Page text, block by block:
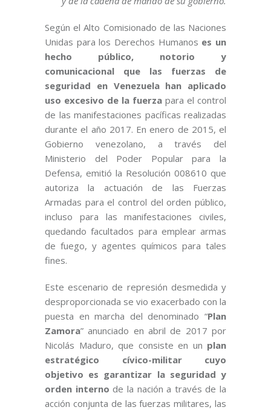
Según el Alto Comisionado de las Naciones
Unidas para los Derechos Humanos es un
hecho público, notorio y
comunicacional que las fuerzas de
seguridad en Venezuela han aplicado
uso excesivo de la fuerza para el control
de las manifestaciones pacíficas realizadas
durante el año 2017. En enero de 2015, el
Gobierno venezolano, a través del
Ministerio del Poder Popular para la
Defensa, emitió la Resolución 008610 que
autoriza la actuación de las Fuerzas
Armadas para el control del orden público,
incluso para las manifestaciones civiles,
quedando facultados para emplear armas
de fuego, y agentes químicos para tales
fines.
Este escenario de represión desmedida y
desproporcionada se vio exacerbado con la
puesta en marcha del denominado “Plan
Zamora” anunciado en abril de 2017 por
Nicolás Maduro, que consiste en un plan
estratégico cívico-militar cuyo
objetivo es garantizar la seguridad y
orden interno de la nación a través de la
acción conjunta de las fuerzas militares, las